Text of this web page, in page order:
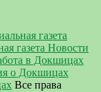
газета
газета Новости
в Докшицах
о Докшицах
Все права